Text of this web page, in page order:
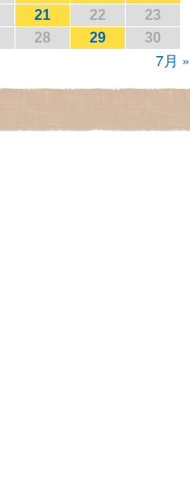
21 22
23
28 29 30
7月 »